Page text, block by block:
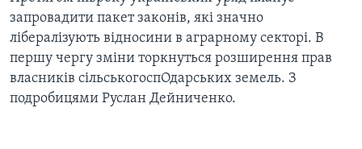
СУСПІЛЬСТВО
ЕКОНОМІКА
ІСТОРІЇ УСПІХУ УКРАЇНЦІВ
ВІДЕО
ТЕЛЕПРОГРАМИ
ЧАС-TIME
ENGLISH
запровадити пакет законів, які значно
лібералізують відносини в аграрному секторі. В
першу чергу зміни торкнуться розширення прав
власників сільськогоспОдарських земель. З
подробицями Руслан Дейниченко.